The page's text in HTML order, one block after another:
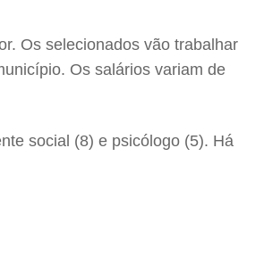
Os selecionados vão trabalhar
Os salários variam de
social (8) e psicólogo (5). Há